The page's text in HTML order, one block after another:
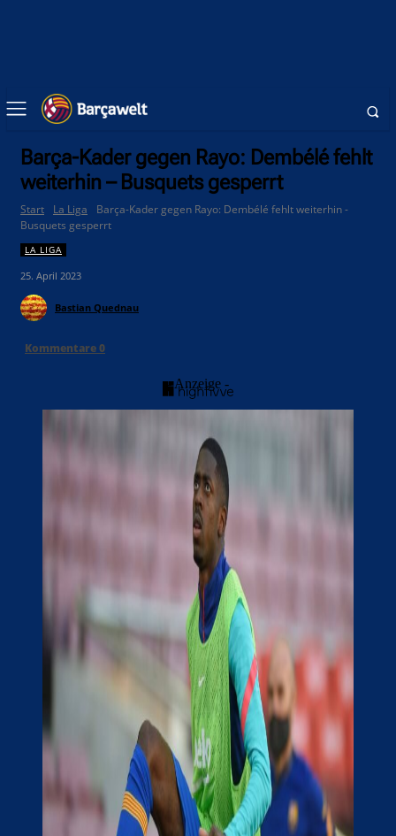
Barça-Kader gegen Rayo: Dembélé fehlt
weiterhin – Busquets gesperrt
Start La Liga
Barça-Kader gegen Rayo: Dembélé fehlt weiterhin -
Busquets gesperrt
LA LIGA
25. April 2023
Bastian Quednau
Kommentare0
- Anzeige -